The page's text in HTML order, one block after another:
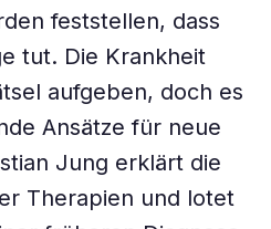
feststellen, dass
tut. Die Krankheit
aufgeben, doch es
Ansätze für neue
Jung erklärt die
Therapien und lotet